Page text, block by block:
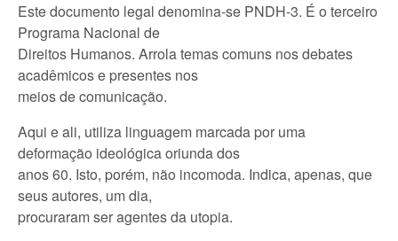
Este documento legal denomina-se PNDH-3. É o terceiro
Programa Nacional de
Direitos Humanos. Arrola temas comuns nos debates
acadêmicos e presentes nos
meios de comunicação.
Aqui e ali, utiliza linguagem marcada por uma
deformação ideológica oriunda dos
anos 60. Isto, porém, não incomoda. Indica, apenas, que
seus autores, um dia,
procuraram ser agentes da utopia.